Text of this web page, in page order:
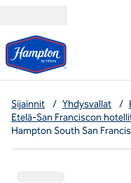
Sijainnit / Yhdysvallat /
Etelä-San Franciscon
Hampton South San